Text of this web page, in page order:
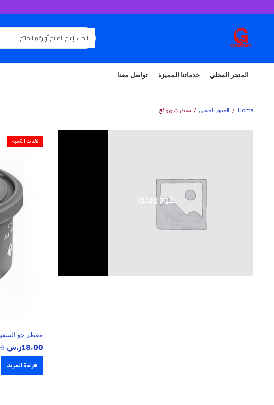
المتجر المحلي خدماتنا المميزة تواصل معنا
Home المتجر المحلي معطرات وروائح
عود وبخور
نفذت الكمية
معطر جو
18.00ر.س
قراءة المزيد